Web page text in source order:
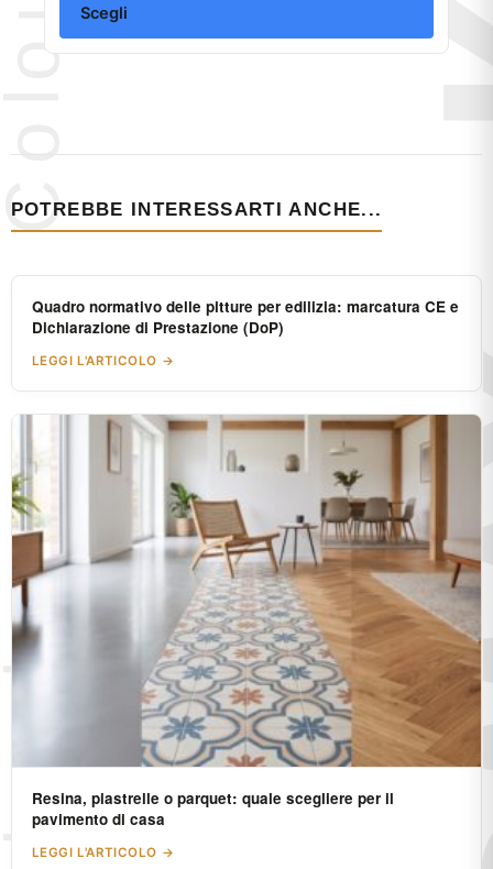
Scegli
POTREBBE INTERESSARTI ANCHE...
Quadro normativo delle pitture per edilizia: marcatura CE e
Dichiarazione di Prestazione (DoP)
LEGGI L'ARTICOLO →
Resina, piastrelle o parquet: quale scegliere per il
pavimento di casa
LEGGI L'ARTICOLO →